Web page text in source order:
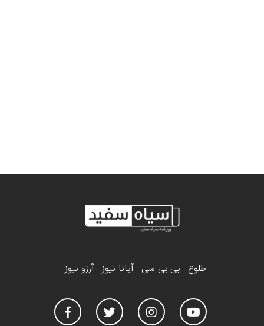
طلوع بی بی سی آیانا نیوز آرزو نیوز